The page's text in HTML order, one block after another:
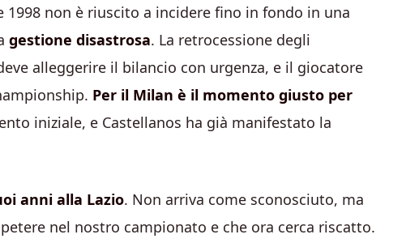
non è riuscito a incidere fino in fondo in una
gestione disastrosa. La retrocessione degli
alleggerire il bilancio con urgenza, e il giocatore
Per il Milan è il momento giusto per
iniziale, e Castellanos ha già manifestato la
anni alla Lazio. Non arriva come sconosciuto, ma
nel nostro campionato e che ora cerca riscatto.